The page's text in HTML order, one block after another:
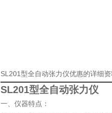
SL201型全自动张力仪优惠的详细
SL201型全自动张力仪
一、仪器特点：